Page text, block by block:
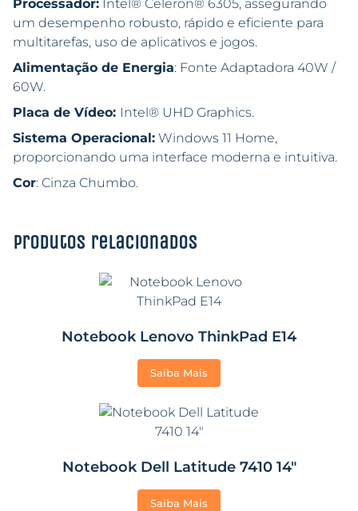
Processador: Intel® Celeron® 6305, assegurando
um desempenho robusto, rápido e eficiente para
multitarefas, uso de aplicativos e jogos.
Alimentação de Energia: Fonte Adaptadora 40W /
60W.
Placa de Vídeo: Intel® UHD Graphics.
Sistema Operacional: Windows 11 Home,
proporcionando uma interface moderna e intuitiva.
Cor: Cinza Chumbo.
Produtos relacionados
Notebook Lenovo ThinkPad E14
Saiba Mais
Notebook Dell Latitude 7410 14″
Saiba Mais